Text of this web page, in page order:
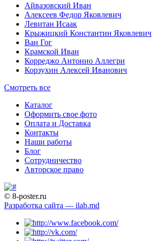
Айвазовский Иван
Алексеев Федор Яковлевич
Левитан Исаак
Крыжицкий Константин Яковлевич
Ван Гог
Крамской Иван
Корреджо Антонио Аллегри
Корзухин Алексей Иванович
Смотреть все
Каталог
Оформить свое фото
Оплата и Доставка
Контакты
Наши работы
Блог
Сотрудничество
Авторское право
© 8-poster.ru
Разработка сайта — ilab.md